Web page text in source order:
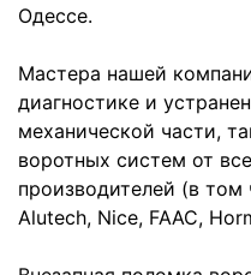
Одессе.
Мастера нашей
диагностике и
механической части,
воротных систем от
производителей (в том
Alutech, Nice, FAAC,